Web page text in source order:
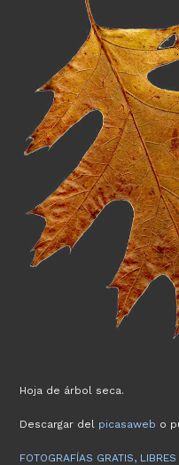
Hoja de árbol seca.
Descargar del picasaweb o
FOTOGRAFÍAS GRATIS,